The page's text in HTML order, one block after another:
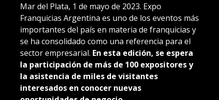
Mar del Plata, 1 de mayo de 2023. Expo
Franquicias Argentina es uno de los eventos más
importantes del país en materia de franquicias y
se ha consolidado como una referencia para el
sector empresarial. En esta edición, se espera
la participación de más de 100 expositores y
la asistencia de miles de visitantes
interesados en conocer nuevas